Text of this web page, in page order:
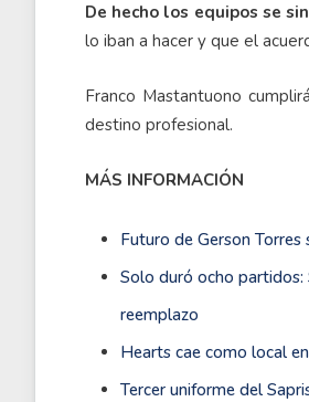
De hecho los equipos se
lo iban a hacer y que el
Franco Mastantuono
destino profesional.
MÁS INFORMACIÓN
Futuro de Gerson
Solo duró ocho
reemplazo
Hearts cae como local
Tercer uniforme del